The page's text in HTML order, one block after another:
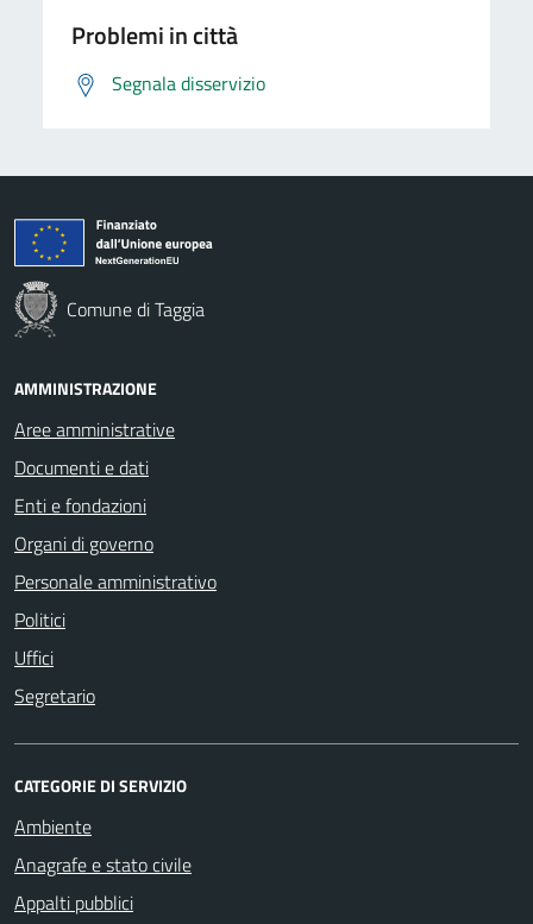
Problemi in città
Segnala disservizio
Comune di Taggia
AMMINISTRAZIONE
Aree amministrative
Documenti e dati
Enti e fondazioni
Organi di governo
Personale amministrativo
Politici
Uffici
Segretario
CATEGORIE DI SERVIZIO
Ambiente
Anagrafe e stato civile
Appalti pubblici